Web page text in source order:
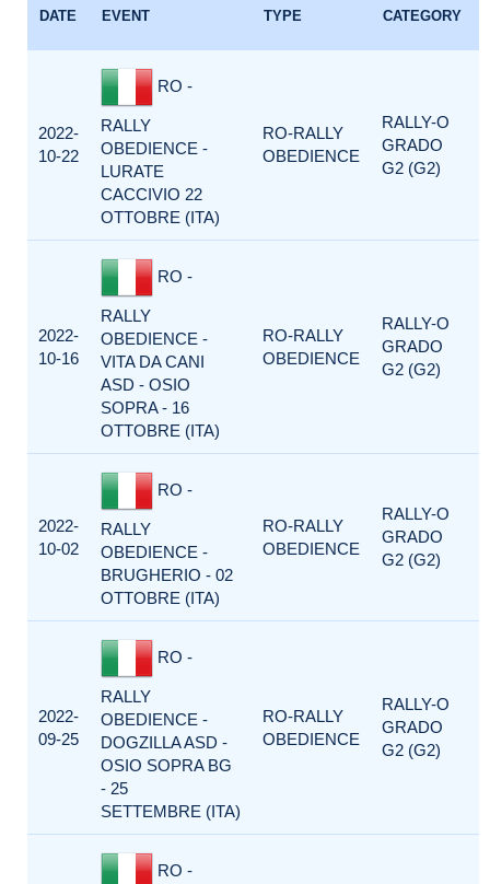
DATE EVENT TYPE CATEGORY
2022-
10-22
RO -
RALLY
OBEDIENCE -
LURATE
CACCIVIO 22
OTTOBRE (ITA)
RO-RALLY
OBEDIENCE
RALLY-O
GRADO
G2 (G2)
2022-
10-16
RO -
RALLY
OBEDIENCE -
VITA DA CANI
ASD - OSIO
SOPRA - 16
OTTOBRE (ITA)
RO-RALLY
OBEDIENCE
RALLY-O
GRADO
G2 (G2)
2022-
10-02
RO -
RALLY
OBEDIENCE -
BRUGHERIO - 02
OTTOBRE (ITA)
RO-RALLY
OBEDIENCE
RALLY-O
GRADO
G2 (G2)
2022-
09-25
RO -
RALLY
OBEDIENCE -
DOGZILLA ASD -
OSIO SOPRA BG
- 25
SETTEMBRE (ITA)
RO-RALLY
OBEDIENCE
RALLY-O
GRADO
G2 (G2)
RO -